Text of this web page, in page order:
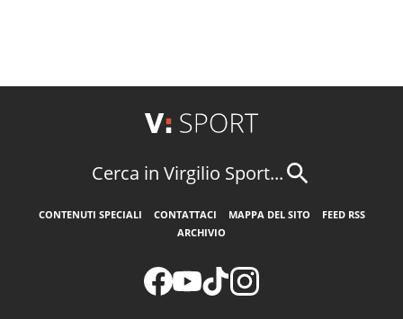
Cerca in Virgilio Sport...
CONTENUTI SPECIALI CONTATTACI MAPPA DEL SITO
FEED RSS
ARCHIVIO